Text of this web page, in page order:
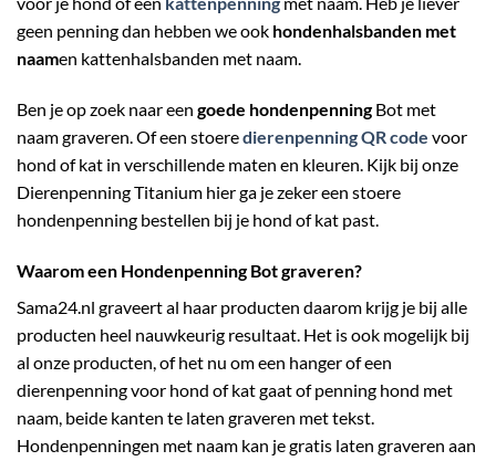
geen penning dan hebben we ook hondenhalsbanden met
naamen kattenhalsbanden met naam.
Ben je op zoek naar een goede hondenpenningBot met
naam graveren. Of een stoeredierenpenning QR code voor
hond of kat in verschillende maten en kleuren. Kijk bij onze
Dierenpenning Titanium hier ga je zeker een stoere
hondenpenning bestellen bij je hond of kat past.
Waarom een Hondenpenning Bot graveren?
Sama24.nl graveert al haar producten daarom krijg je bij alle
producten heel nauwkeurig resultaat. Het is ook mogelijk bij
al onze producten, of het nu om een hanger of een
dierenpenning voor hond of kat gaat of penning hond met
naam, beide kanten te laten graveren met tekst.
Hondenpenningen met naam kan je gratis laten graveren aan